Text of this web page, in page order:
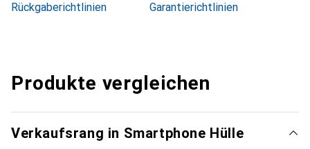
Rückgaberichtlinien
Garantierichtlinien
Produkte vergleichen
Verkaufsrang in Smartphone Hülle